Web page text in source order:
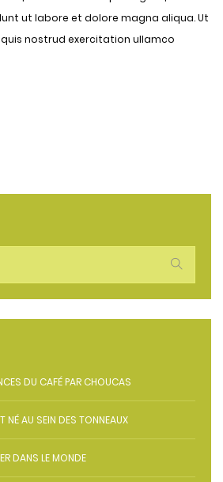
ut labore et dolore magna aliqua. Ut
nostrud exercitation ullamco
DU CAFÉ PAR CHOUCAS
NÉ AU SEIN DES TONNEAUX
DANS LE MONDE